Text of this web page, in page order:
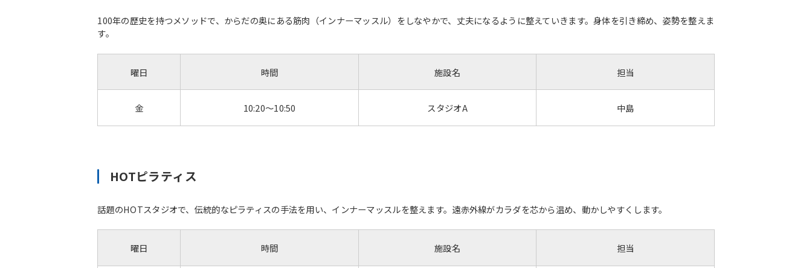
100年の歴史を持つメソッドで、からだの奥にある筋肉（インナーマッスル）をしなやかで、丈夫になるように整えていきます。身体を引き締め、姿勢を整えま
す。
曜日
金
時間
10:20～10:50
施設名
スタジオA
担当
中島
HOTピラティス
話題のHOTスタジオで、伝統的なピラティスの手法を用い、インナーマッスルを整えます。遠赤外線がカラダを芯から温め、動かしやすくします。
曜日 時間 施設名 担当
For foreigners
Central Sports official website is
automatically translated into
English. Click the link below (start
automatic translation) to return to
However, if you use an automatic
original content. We ask that you
the service.